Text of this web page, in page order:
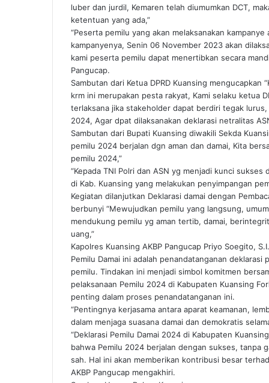
luber dan jurdil, Kemaren telah diumumkan DCT,
ketentuan yang ada,”
“Peserta pemilu yang akan melaksanakan
kampanyenya, Senin 06 November 2023 akan
kami peserta pemilu dapat menertibkan secara
Pangucap.
Sambutan dari Ketua DPRD Kuansing
krm ini merupakan pesta rakyat, Kami selaku ketua
terlaksana jika stakeholder dapat berdiri tegak
2024, Agar dpat dilaksanakan deklarasi netralitas
Sambutan dari Bupati Kuansing diwakili Sekda
pemilu 2024 berjalan dgn aman dan damai, Kita
pemilu 2024,”
“Kepada TNI Polri dan ASN yg menjadi kunci
di Kab. Kuansing yang melakukan penyimpangan
Kegiatan dilanjutkan Deklarasi damai dengan
berbunyi “Mewujudkan pemilu yang langsung,
mendukung pemilu yg aman tertib, damai,
uang,”
Kapolres Kuansing AKBP Pangucap Priyo Soegito,
Pemilu Damai ini adalah penandatanganan
pemilu. Tindakan ini menjadi simbol komitmen
pelaksanaan Pemilu 2024 di Kabupaten Kuansing
penting dalam proses penandatanganan ini.
“Pentingnya kerjasama antara aparat keamanan,
dalam menjaga suasana damai dan demokratis
“Deklarasi Pemilu Damai 2024 di Kabupaten
bahwa Pemilu 2024 berjalan dengan sukses, tanpa
sah. Hal ini akan memberikan kontribusi besar
AKBP Pangucap mengakhiri.